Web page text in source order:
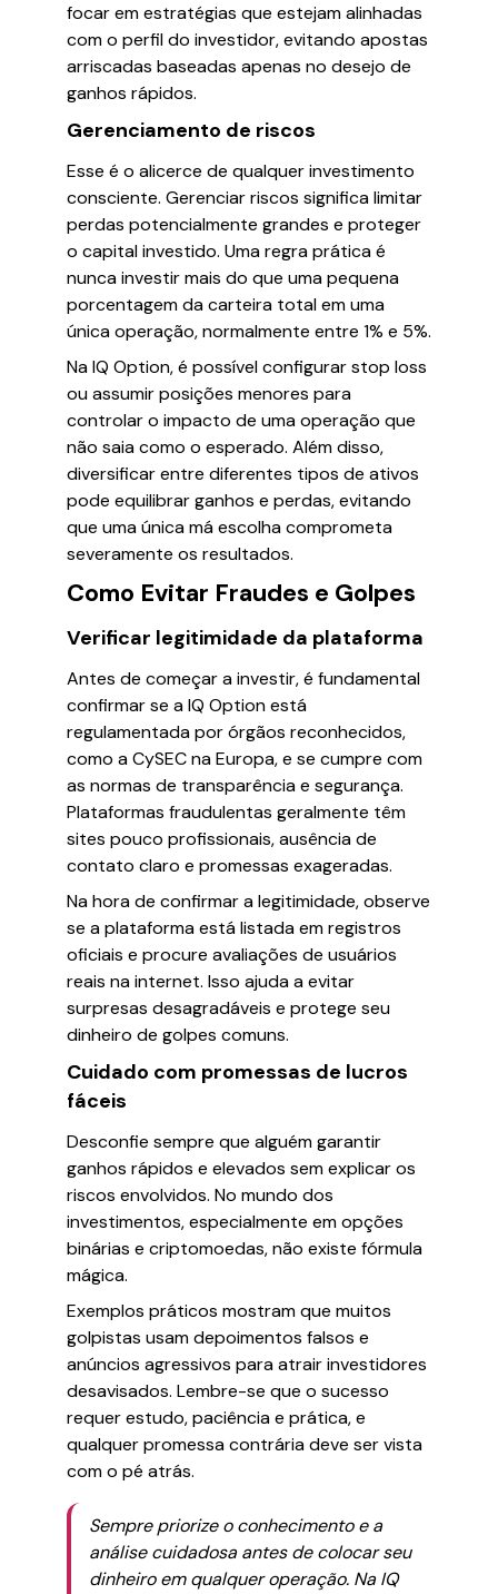
focar em estratégias que estejam alinhadas
com o perfil do investidor, evitando apostas
arriscadas baseadas apenas no desejo de
ganhos rápidos.
Gerenciamento de riscos
Esse é o alicerce de qualquer investimento
consciente. Gerenciar riscos significa limitar
perdas potencialmente grandes e proteger
o capital investido. Uma regra prática é
nunca investir mais do que uma pequena
porcentagem da carteira total em uma
única operação, normalmente entre 1% e 5%.
Na IQ Option, é possível configurar stop loss
ou assumir posições menores para
controlar o impacto de uma operação que
não saia como o esperado. Além disso,
diversificar entre diferentes tipos de ativos
pode equilibrar ganhos e perdas, evitando
que uma única má escolha comprometa
severamente os resultados.
Como Evitar Fraudes e Golpes
Verificar legitimidade da plataforma
Antes de começar a investir, é fundamental
confirmar se a IQ Option está
regulamentada por órgãos reconhecidos,
como a CySEC na Europa, e se cumpre com
as normas de transparência e segurança.
Plataformas fraudulentas geralmente têm
sites pouco profissionais, ausência de
contato claro e promessas exageradas.
Na hora de confirmar a legitimidade, observe
se a plataforma está listada em registros
oficiais e procure avaliações de usuários
reais na internet. Isso ajuda a evitar
surpresas desagradáveis e protege seu
dinheiro de golpes comuns.
Cuidado com promessas de lucros
fáceis
Desconfie sempre que alguém garantir
ganhos rápidos e elevados sem explicar os
riscos envolvidos. No mundo dos
investimentos, especialmente em opções
binárias e criptomoedas, não existe fórmula
mágica.
Exemplos práticos mostram que muitos
golpistas usam depoimentos falsos e
anúncios agressivos para atrair investidores
desavisados. Lembre-se que o sucesso
requer estudo, paciência e prática, e
qualquer promessa contrária deve ser vista
com o pé atrás.
Sempre priorize o conhecimento e a
análise cuidadosa antes de colocar seu
dinheiro em qualquer operação. Na IQ